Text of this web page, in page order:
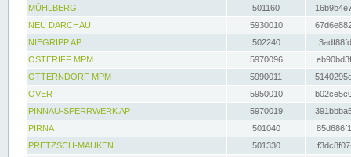
MÜHLBERG
501160
NEU DARCHAU
5930010
NIEGRIPP AP
502240
OSTERIFF MPM
5970096
OTTERNDORF MPM
5990011
OVER
5950010
PINNAU-SPERRWERK AP
5970019
PIRNA
501040
PRETZSCH-MAUKEN
501330